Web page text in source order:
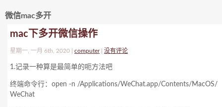
微信mac多开
mac下多开微信操作
星期一, 一月 6th, 2020 | computer| 没有评论
1.记录一种算是最简单的呃方法吧
终端命令行：open -n /Applications/WeChat.app/Contents/MacOS/
WeChat